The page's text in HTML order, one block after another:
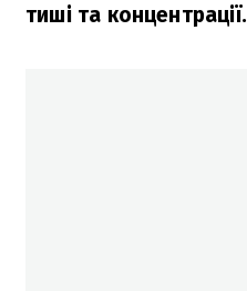
тиші та концентрації.